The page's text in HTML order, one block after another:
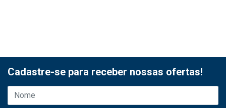
Cadastre-se para receber nossas ofertas!